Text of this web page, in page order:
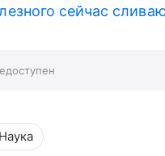
сейчас
Наука